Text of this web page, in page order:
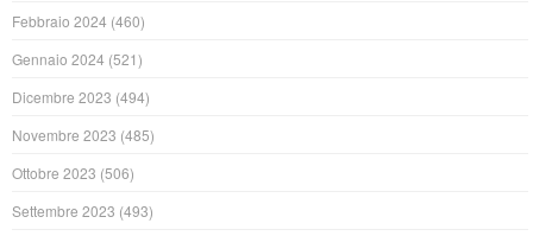
Febbraio 2024 (460)
Gennaio 2024 (521)
Dicembre 2023 (494)
Novembre 2023 (485)
Ottobre 2023 (506)
Settembre 2023 (493)